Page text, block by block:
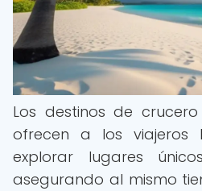
Los destinos de
ofrecen a los viajeros
explorar lugares
asegurando al mismo